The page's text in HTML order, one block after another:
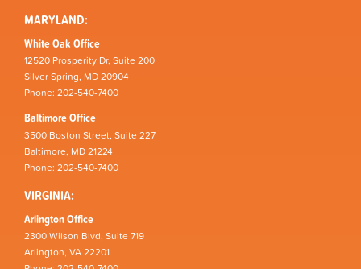
MARYLAND:
White Oak Office
12520 Prosperity Dr, Suite 200
Silver Spring, MD 20904
Phone: 202-540-7400
Baltimore Office
3500 Boston Street, Suite 227
Baltimore, MD 21224
Phone: 202-540-7400
VIRGINIA:
Arlington Office
2300 Wilson Blvd, Suite 719
Arlington, VA 22201